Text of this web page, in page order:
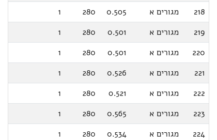
218
מגורים א 0.505
280
1
219
מגורים א 0.501
280
1
220
מגורים א 0.501
280
1
221
מגורים א 0.526
280
1
222
מגורים א 0.521
280
1
223
מגורים א 0.565
280
1
224
מגורים א 0.534
280
1